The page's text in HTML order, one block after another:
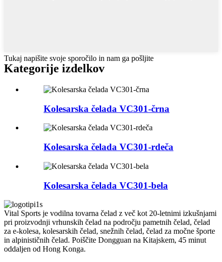
Tukaj napišite svoje sporočilo in nam ga pošljite
Kategorije izdelkov
Kolesarska čelada VC301-črna
Kolesarska čelada VC301-rdeča
Kolesarska čelada VC301-bela
Vital Sports je vodilna tovarna čelad z več kot 20-letnimi izkušnjami
pri proizvodnji vrhunskih čelad na področju pametnih čelad, čelad
za e-kolesa, kolesarskih čelad, snežnih čelad, čelad za močne športe
in alpinističnih čelad. Poiščite Dongguan na Kitajskem, 45 minut
oddaljen od Hong Konga.